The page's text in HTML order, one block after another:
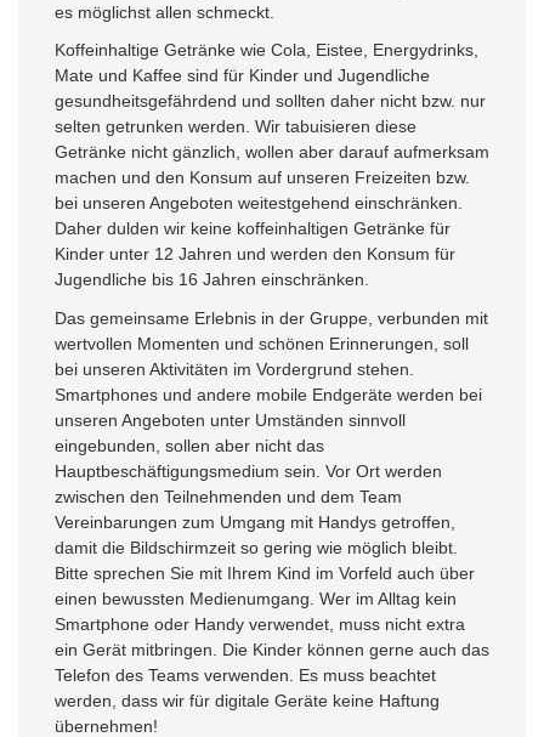
es möglichst allen schmeckt.
Koffeinhaltige Getränke wie Cola, Eistee, Energydrinks,
Mate und Kaffee sind für Kinder und Jugendliche
gesundheitsgefährdend und sollten daher nicht bzw. nur
selten getrunken werden. Wir tabuisieren diese
Getränke nicht gänzlich, wollen aber darauf aufmerksam
machen und den Konsum auf unseren Freizeiten bzw.
bei unseren Angeboten weitestgehend einschränken.
Daher dulden wir keine koffeinhaltigen Getränke für
Kinder unter 12 Jahren und werden den Konsum für
Jugendliche bis 16 Jahren einschränken.
Das gemeinsame Erlebnis in der Gruppe, verbunden mit
wertvollen Momenten und schönen Erinnerungen, soll
bei unseren Aktivitäten im Vordergrund stehen.
Smartphones und andere mobile Endgeräte werden bei
unseren Angeboten unter Umständen sinnvoll
eingebunden, sollen aber nicht das
Hauptbeschäftigungsmedium sein. Vor Ort werden
zwischen den Teilnehmenden und dem Team
Vereinbarungen zum Umgang mit Handys getroffen,
damit die Bildschirmzeit so gering wie möglich bleibt.
Bitte sprechen Sie mit Ihrem Kind im Vorfeld auch über
einen bewussten Medienumgang. Wer im Alltag kein
Smartphone oder Handy verwendet, muss nicht extra
ein Gerät mitbringen. Die Kinder können gerne auch das
Telefon des Teams verwenden. Es muss beachtet
werden, dass wir für digitale Geräte keine Haftung
übernehmen!